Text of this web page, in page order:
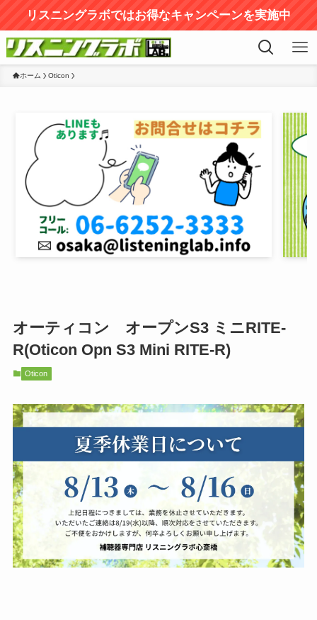
リスニングラボではお得なキャンペーンを実施中
ホーム Oticon
オーティコン オープンS3 ミニRITE-
R(Oticon Opn S3 Mini RITE-R)
Oticon